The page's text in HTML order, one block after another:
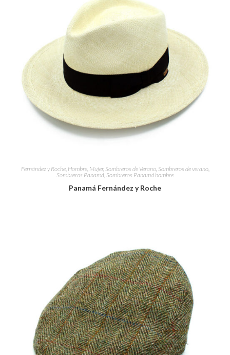
Fernández y Roche, Hombre, Mujer, Sombreros de Verano, Sombreros de verano,
Sombreros Panamá Sombreros Panamá hombre
Panamá Fernández y Roche